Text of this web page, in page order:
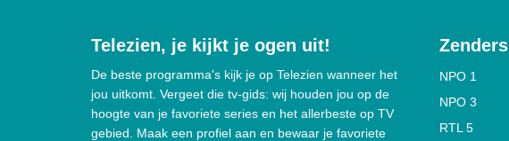
Telezien, je kijkt je ogen uit!
De beste programma's kijk je op Telezien wanneer het
jou uitkomt. Vergeet die tv-gids: wij houden jou op de
hoogte van je favoriete series en het allerbeste op TV
gebied. Maak een profiel aan en bewaar je favoriete
Zenders
NPO 1
NPO 3
RTL 5